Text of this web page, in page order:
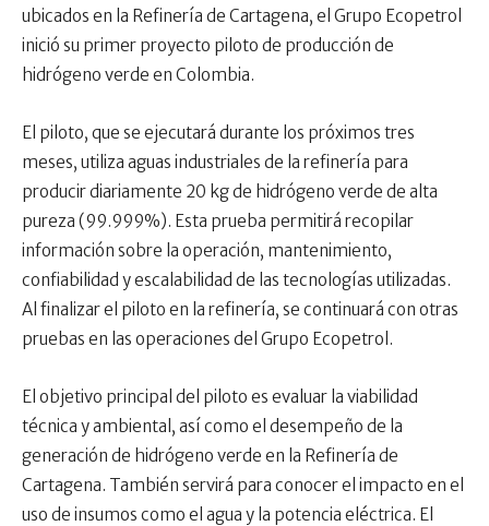
ubicados en la Refinería de Cartagena, el Grupo Ecopetrol
inició su primer proyecto piloto de producción de
hidrógeno verde en Colombia.
El piloto, que se ejecutará durante los próximos tres
meses, utiliza aguas industriales de la refinería para
producir diariamente 20 kg de hidrógeno verde de alta
pureza (99.999%). Esta prueba permitirá recopilar
información sobre la operación, mantenimiento,
confiabilidad y escalabilidad de las tecnologías utilizadas.
Al finalizar el piloto en la refinería, se continuará con otras
pruebas en las operaciones del Grupo Ecopetrol.
El objetivo principal del piloto es evaluar la viabilidad
técnica y ambiental, así como el desempeño de la
generación de hidrógeno verde en la Refinería de
Cartagena. También servirá para conocer el impacto en el
uso de insumos como el agua y la potencia eléctrica. El